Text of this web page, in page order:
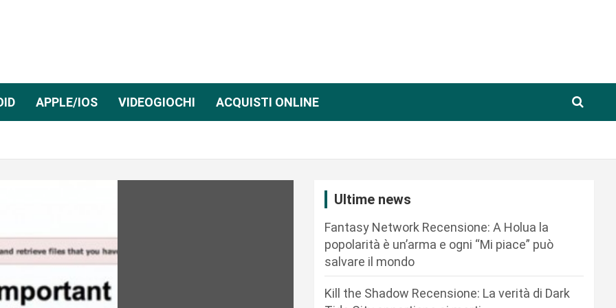
APPLE/IOS VIDEOGIOCHI ACQUISTI ONLINE
Ultime news
Fantasy Network Recensione: A Holua la
popolarità è un’arma e ogni “Mi piace” può
salvare il mondo
Kill the Shadow Recensione: La verità di Dark